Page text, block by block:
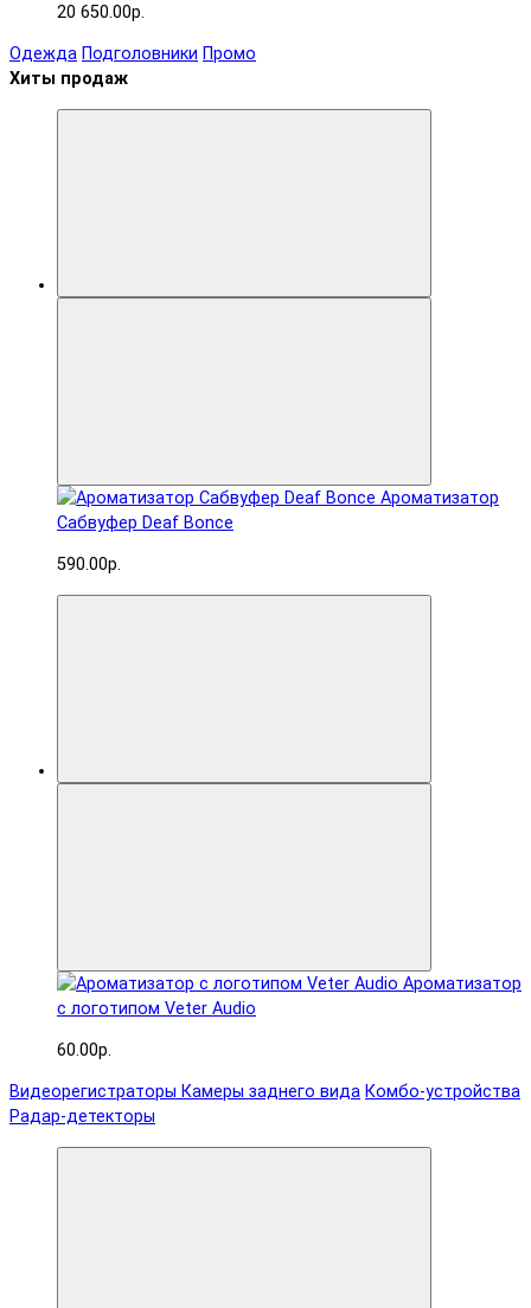
20 650.00р.
Одежда Подголовники Промо
Хиты продаж
Ароматизатор
Сабвуфер Deaf Bonce
590.00р.
Ароматизатор
с логотипом Veter Audio
60.00р.
Видеорегистраторы Камеры заднего вида Комбо-устройства
Радар-детекторы